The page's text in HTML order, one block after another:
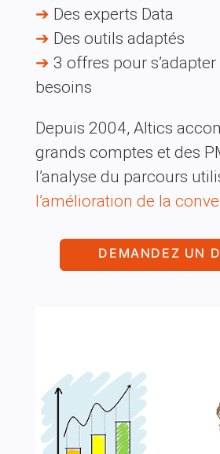
➔ Des experts Data
➔ Des outils adaptés
➔ 3 offres pour s’adapter
besoins
Depuis 2004, Altics
grands comptes et des
l’analyse du parcours
l’amélioration de la
DEMANDEZ UN